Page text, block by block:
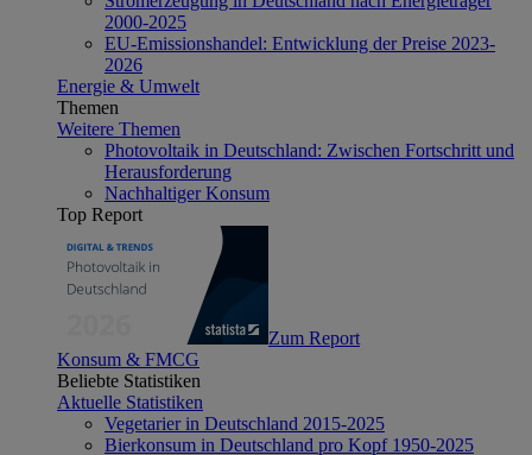
2000-2025
EU-Emissionshandel: Entwicklung der Preise 2023-
2026
Energie & Umwelt
Themen
Weitere Themen
Photovoltaik in Deutschland: Zwischen Fortschritt und
Herausforderung
Nachhaltiger Konsum
Top Report
Zum Report
Konsum & FMCG
Beliebte Statistiken
Aktuelle Statistiken
Vegetarier in Deutschland 2015-2025
Bierkonsum in Deutschland pro Kopf 1950-2025